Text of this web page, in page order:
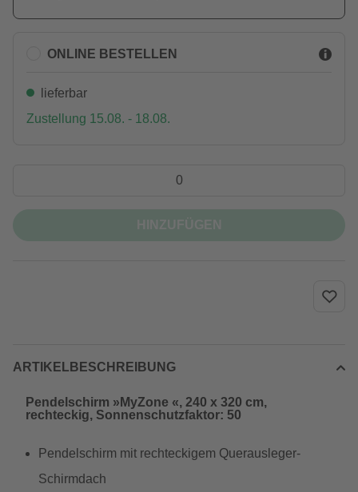
ONLINE BESTELLEN
lieferbar
Zustellung 15.08. - 18.08.
ARTIKELBESCHREIBUNG
Pendelschirm »MyZone «, 240 x 320 cm,
rechteckig, Sonnenschutzfaktor: 50
Pendelschirm mit rechteckigem Querausleger-
Schirmdach